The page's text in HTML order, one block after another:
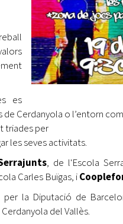
es
Cerdanyola o l’entorn
triades per
les seves activitats.
, de l'Escola
Carles Buïgas, i
la Diputació de
del Vallès.